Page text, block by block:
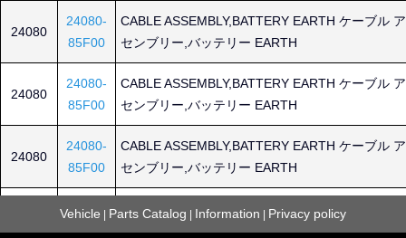
24080
24080-
85F00
CABLE ASSEMBLY,BATTERY EARTH ケーブル
センブリー,バッテリー EARTH
24080
24080-
85F00
CABLE ASSEMBLY,BATTERY EARTH ケーブル
センブリー,バッテリー EARTH
24080
24080-
85F00
CABLE ASSEMBLY,BATTERY EARTH ケーブル
センブリー,バッテリー EARTH
24080-
85F00
CABLE ASSEMBLY,BATTERY EARTH ケーブル
センブリー,バッテリー EARTH
Vehicle Parts Catalog Information Privacy policy